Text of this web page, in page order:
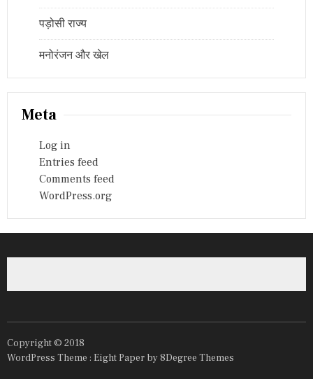
पड़ोसी राज्य
मनोरंजन और खेल
Meta
Log in
Entries feed
Comments feed
WordPress.org
Copyright © 2018
WordPress Theme : Eight Paper by 8Degree Themes